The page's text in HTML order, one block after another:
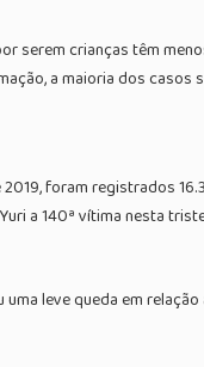
serem crianças têm
a maioria dos casos
foram registrados
a 140ª vítima nesta
leve queda em relação